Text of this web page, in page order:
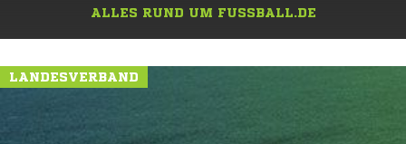
ALLES RUND UM FUSSBALL.DE
LANDESVERBAND